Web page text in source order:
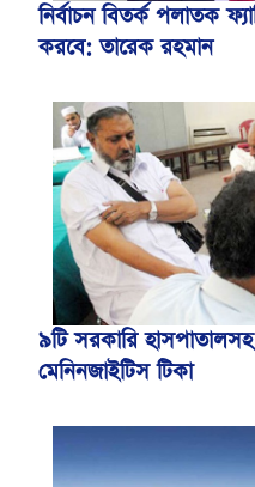
নির্বাচন বিতর্ক পলাতক
করবে: তারেক রহমান
৯টি সরকারি হাসপাতালসহ
মেনিনজাইটিস টিকা